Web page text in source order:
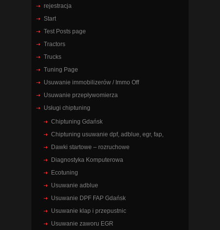
rejestracja
Start
Test Posts page
Tractors
Trucks
Tuning Page
Usuwanie immobilizerów / Immo Off
Usuwanie przepływomierza
Usługi chiptuning
Chiptuning Gdańsk
Chiptuning usuwanie dpf, adblue, egr, fap,
Dawki startowe – rozruchowe
Diagnostyka Komputerowa
Ecotuning
Usuwanie adblue
Usuwanie DPF FAP Gdańsk
Usuwanie klap i przepustnic
Usuwanie zaworu EGR